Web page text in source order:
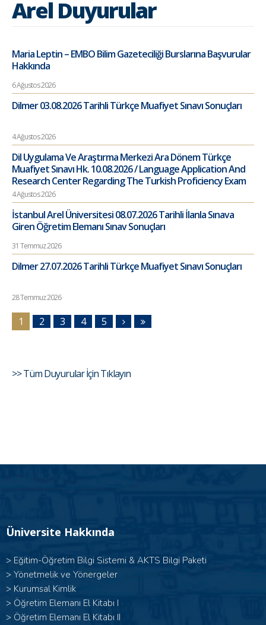
Arel Duyurular
Maria Leptin – EMBO Bilim Gazeteciliği Burslarına Başvurular
Hakkında
6 Ağustos 2026
Dilmer 03.08.2026 Tarihli Türkçe Muafiyet Sınavı Sonuçları
4 Ağustos 2026
Dil Uygulama Ve Araştırma Merkezi Ara Dönem Türkçe
Muafiyet Sınavı Hk. 10.08.2026 / Language Application And
Research Center Regarding The Turkish Proficiency Exam
4 Ağustos 2026
İstanbul Arel Üniversitesi 08.07.2026 Tarihli İlanla Sınava
Giren Öğretim Elemanı Sınav Sonuçları
31 Temmuz 2026
Dilmer 27.07.2026 Tarihli Türkçe Muafiyet Sınavı Sonuçları
28 Temmuz 2026
1 2 3 4 5
>> Tüm Duyurular İçin Tıklayın
Üniversite Hakkında
> Eğitim-Öğretim Bilgi Sistemi & AKTS Bilgi Paketi
> Yönetmelik ve Yönergeler
> Kurumsal Kimlik
> Öğretim Elemanı El Kitabı I
> Öğretim Elemanı El Kitabı II